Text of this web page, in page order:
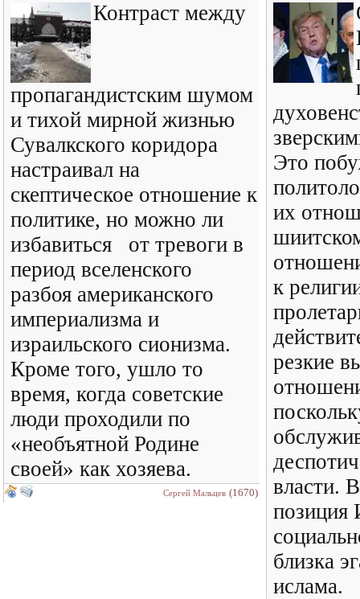
Контраст между
пропагандистским шумом
и тихой мирной жизнью
Сувалкского коридора
настраивал на
скептическое отношение к
политике, но можно ли
избавиться от тревоги в
период вселенского
разбоя американского
империализма и
израильского сионизма.
Кроме того, ушло то
время, когда советские
люди проходили по
«необъятной Родине
своей» как хозяева.
Сергей Мальцев (1670)
Это
их
к
резкие
власти.
позиция
близка
ислама.